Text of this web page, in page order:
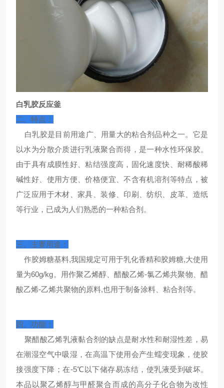
白乳胶反应釜
二、特点：
白乳胶是目前用途广、用量大的粘合剂品种之一。它是
以水为分散介质进行乳液聚合而得，是一种水性环保胶。
由于具有成膜性好、粘结强度高，固化速度快、耐稀酸稀
碱性好、使用方便、价格便宜、不含有机溶剂等特点，被
广泛应用于木材、家具、装修、印刷、纺织、皮革、造纸
等行业，已成为人们熟悉的一种粘合剂。
三、主要用途：
作胶姆糖基料,我国规定可用于乳化香精和胶姆糖,大使用
量为60g/kg。用作聚乙烯醇、醋酸乙烯-氯乙烯共聚物、醋
酸乙烯-乙烯共聚物的原料,也用于制备涂料、粘合剂等。
四、功能：
聚醋酸乙烯乳液黏合剂的缺点是耐水性和耐湿性差，易
在潮湿空气中吸湿，在高温下使用会产生蠕变现象，使胶
接强度下降；在-5℃以下储存易冻结，使乳液受到破坏。
本品以聚乙烯醇与甲醛聚合而成的高分子化合物为改性